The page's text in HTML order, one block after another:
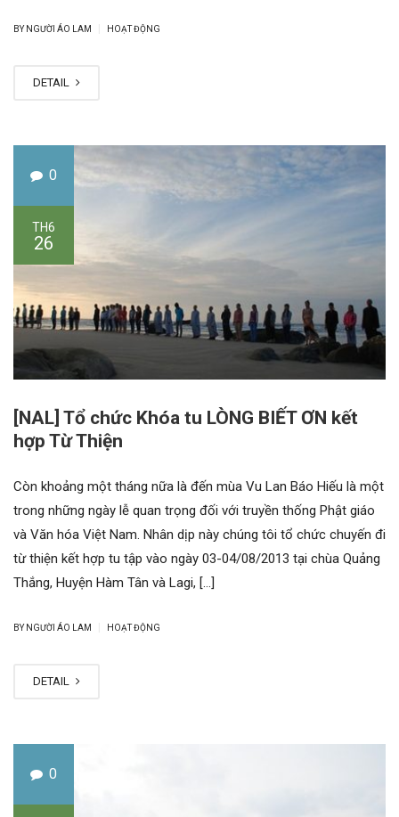
BY NGƯỜI ÁO LAM HOẠT ĐỘNG
DETAIL
0
TH6
26
[NAL] Tổ chức Khóa tu LÒNG BIẾT ƠN kết
hợp Từ Thiện
Còn khoảng một tháng nữa là đến mùa Vu Lan Báo Hiếu là một
trong những ngày lễ quan trọng đối với truyền thống Phật giáo
và Văn hóa Việt Nam. Nhân dịp này chúng tôi tổ chức chuyến đi
từ thiện kết hợp tu tập vào ngày 03-04/08/2013 tại chùa Quảng
Thắng, Huyện Hàm Tân và Lagi, […]
BY NGƯỜI ÁO LAM HOẠT ĐỘNG
DETAIL
0